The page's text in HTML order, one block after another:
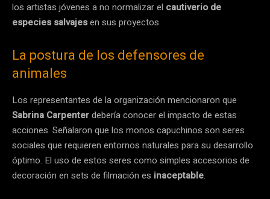
los artistas jóvenes a no normalizar el cautiverio de
especies salvajesen sus proyectos.
La postura de los defensores de
animales
Los representantes de la organización mencionaron que
Sabrina Carpenterdebería conocer el impacto de estas
acciones. Señalaron que los monos capuchinos son seres
sociales que requieren entornos naturales para su desarrollo
óptimo. El uso de estos seres como simples accesorios de
decoración en sets de filmación es inaceptable.